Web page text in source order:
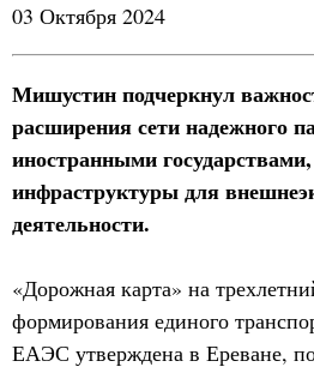
03 Октября 2024
Мишустин подчеркнул
расширения сети надежного
иностранными
инфраструктуры для
деятельности.
«Дорожная карта» на
формирования единого
ЕАЭС утверждена в Ереване,